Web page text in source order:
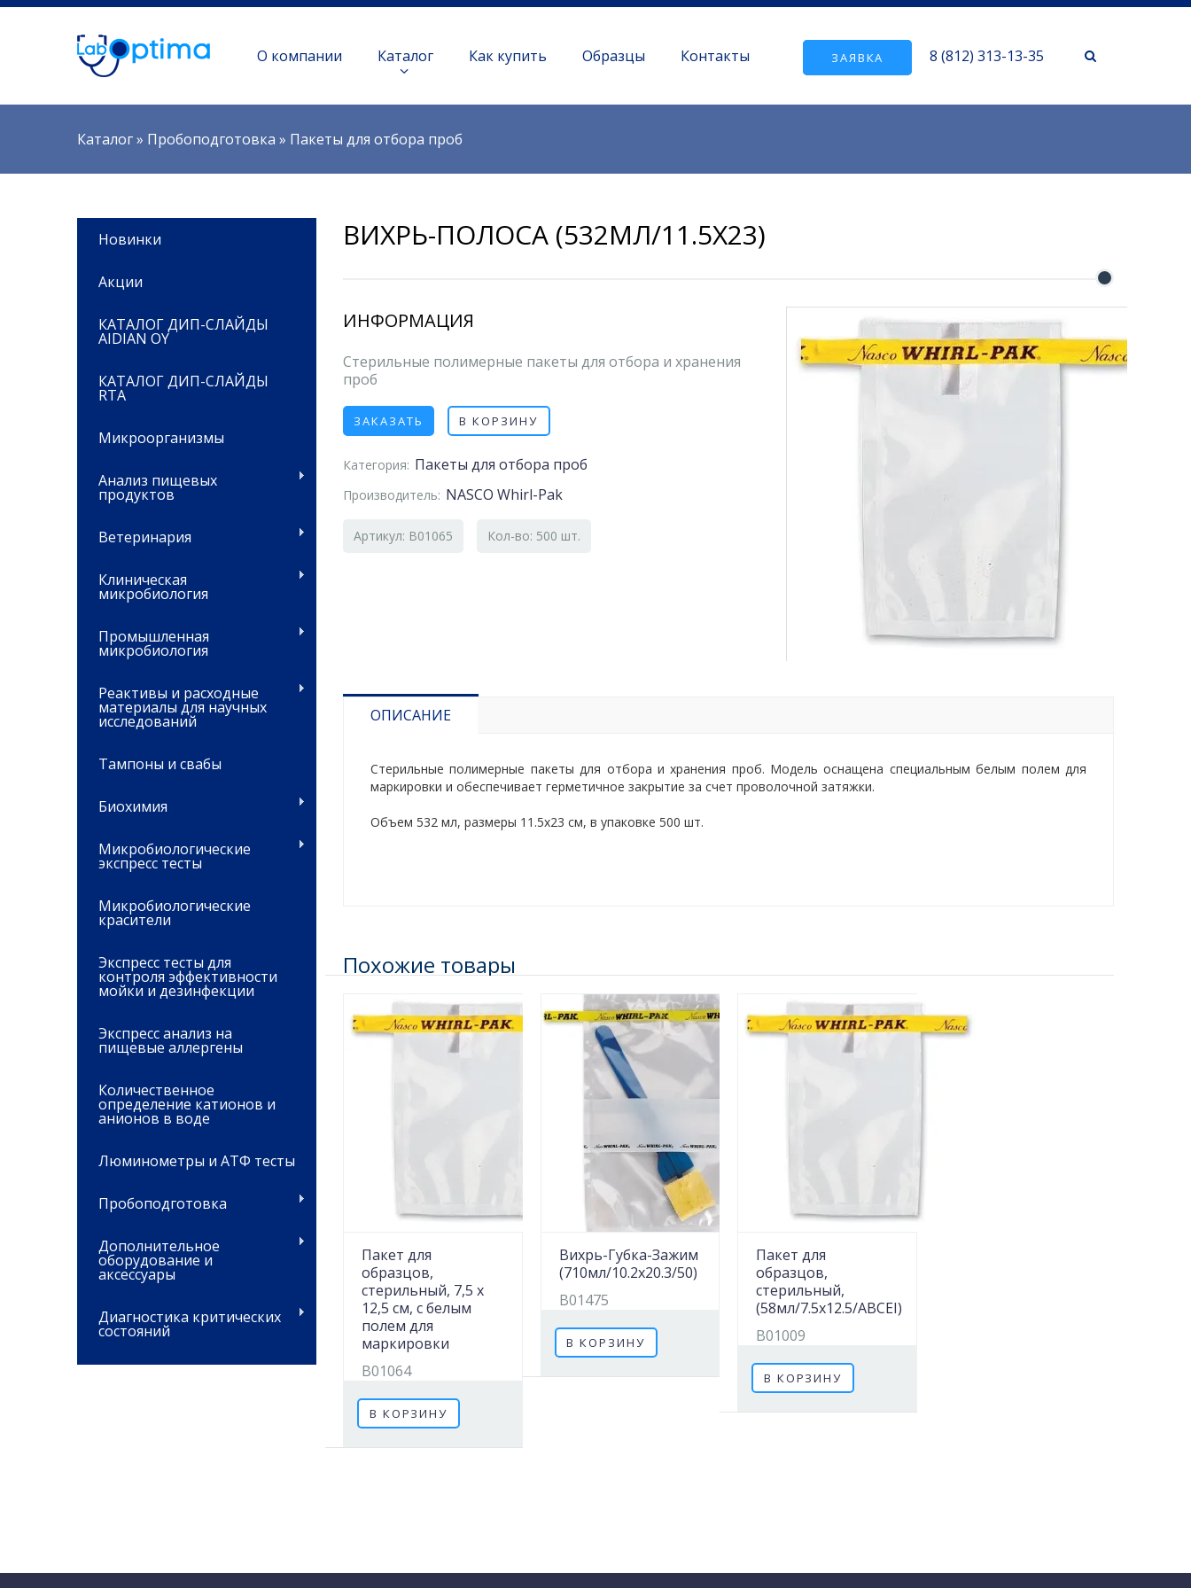
О компании Каталог Как купить Образцы Контакты ЗАЯВКА 8 (812) 313-13-35
Вы здесь
Каталог» Пробоподготовка » Пакеты для отбора проб
Новинки
Акции
КАТАЛОГ ДИП-СЛАЙДЫ
AIDIAN OY
КАТАЛОГ ДИП-СЛАЙДЫ
RTA
Микроорганизмы
Анализ пищевых
продуктов
Ветеринария
Клиническая
микробиология
Промышленная
микробиология
Реактивы и расходные
материалы для научных
исследований
Тампоны и свабы
Биохимия
Микробиологические
экспресс тесты
Микробиологические
красители
Экспресс тесты для
контроля эффективности
мойки и дезинфекции
Экспресс анализ на
пищевые аллергены
Количественное
определение катионов и
анионов в воде
Люминометры и АТФ тесты
Пробоподготовка
Дополнительное
оборудование и
аксессуары
Диагностика критических
состояний
ВИХРЬ-ПОЛОСА (532МЛ/11.5Х23)
ИНФОРМАЦИЯ
Стерильные полимерные пакеты для отбора и хранения
проб
ЗАКАЗАТЬ В КОРЗИНУ
Категория: Пакеты для отбора проб
Производитель: NASCO Whirl-Pak
Артикул: B01065 Кол-во: 500 шт.
ОПИСАНИЕ
Стерильные полимерные пакеты для отбора и хранения проб. Модель оснащена специальным белым полем для
маркировки и обеспечивает герметичное закрытие за счет проволочной затяжки.
Объем 532 мл, размеры 11.5х23 см, в упаковке 500 шт.
Похожие товары
Пакет для
образцов,
стерильный, 7,5 x
12,5 см, с белым
полем для
маркировки
B01064
В КОРЗИНУ
Вихрь-Губка-Зажим
(710мл/10.2х20.3/50)
B01475
В КОРЗИНУ
Пакет для
образцов,
стерильный,
(58мл/7.5х12.5/ABCEI)
B01009
В КОРЗИНУ